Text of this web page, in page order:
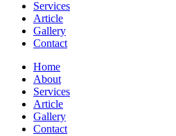
Services
Article
Gallery
Contact
Home
About
Services
Article
Gallery
Contact